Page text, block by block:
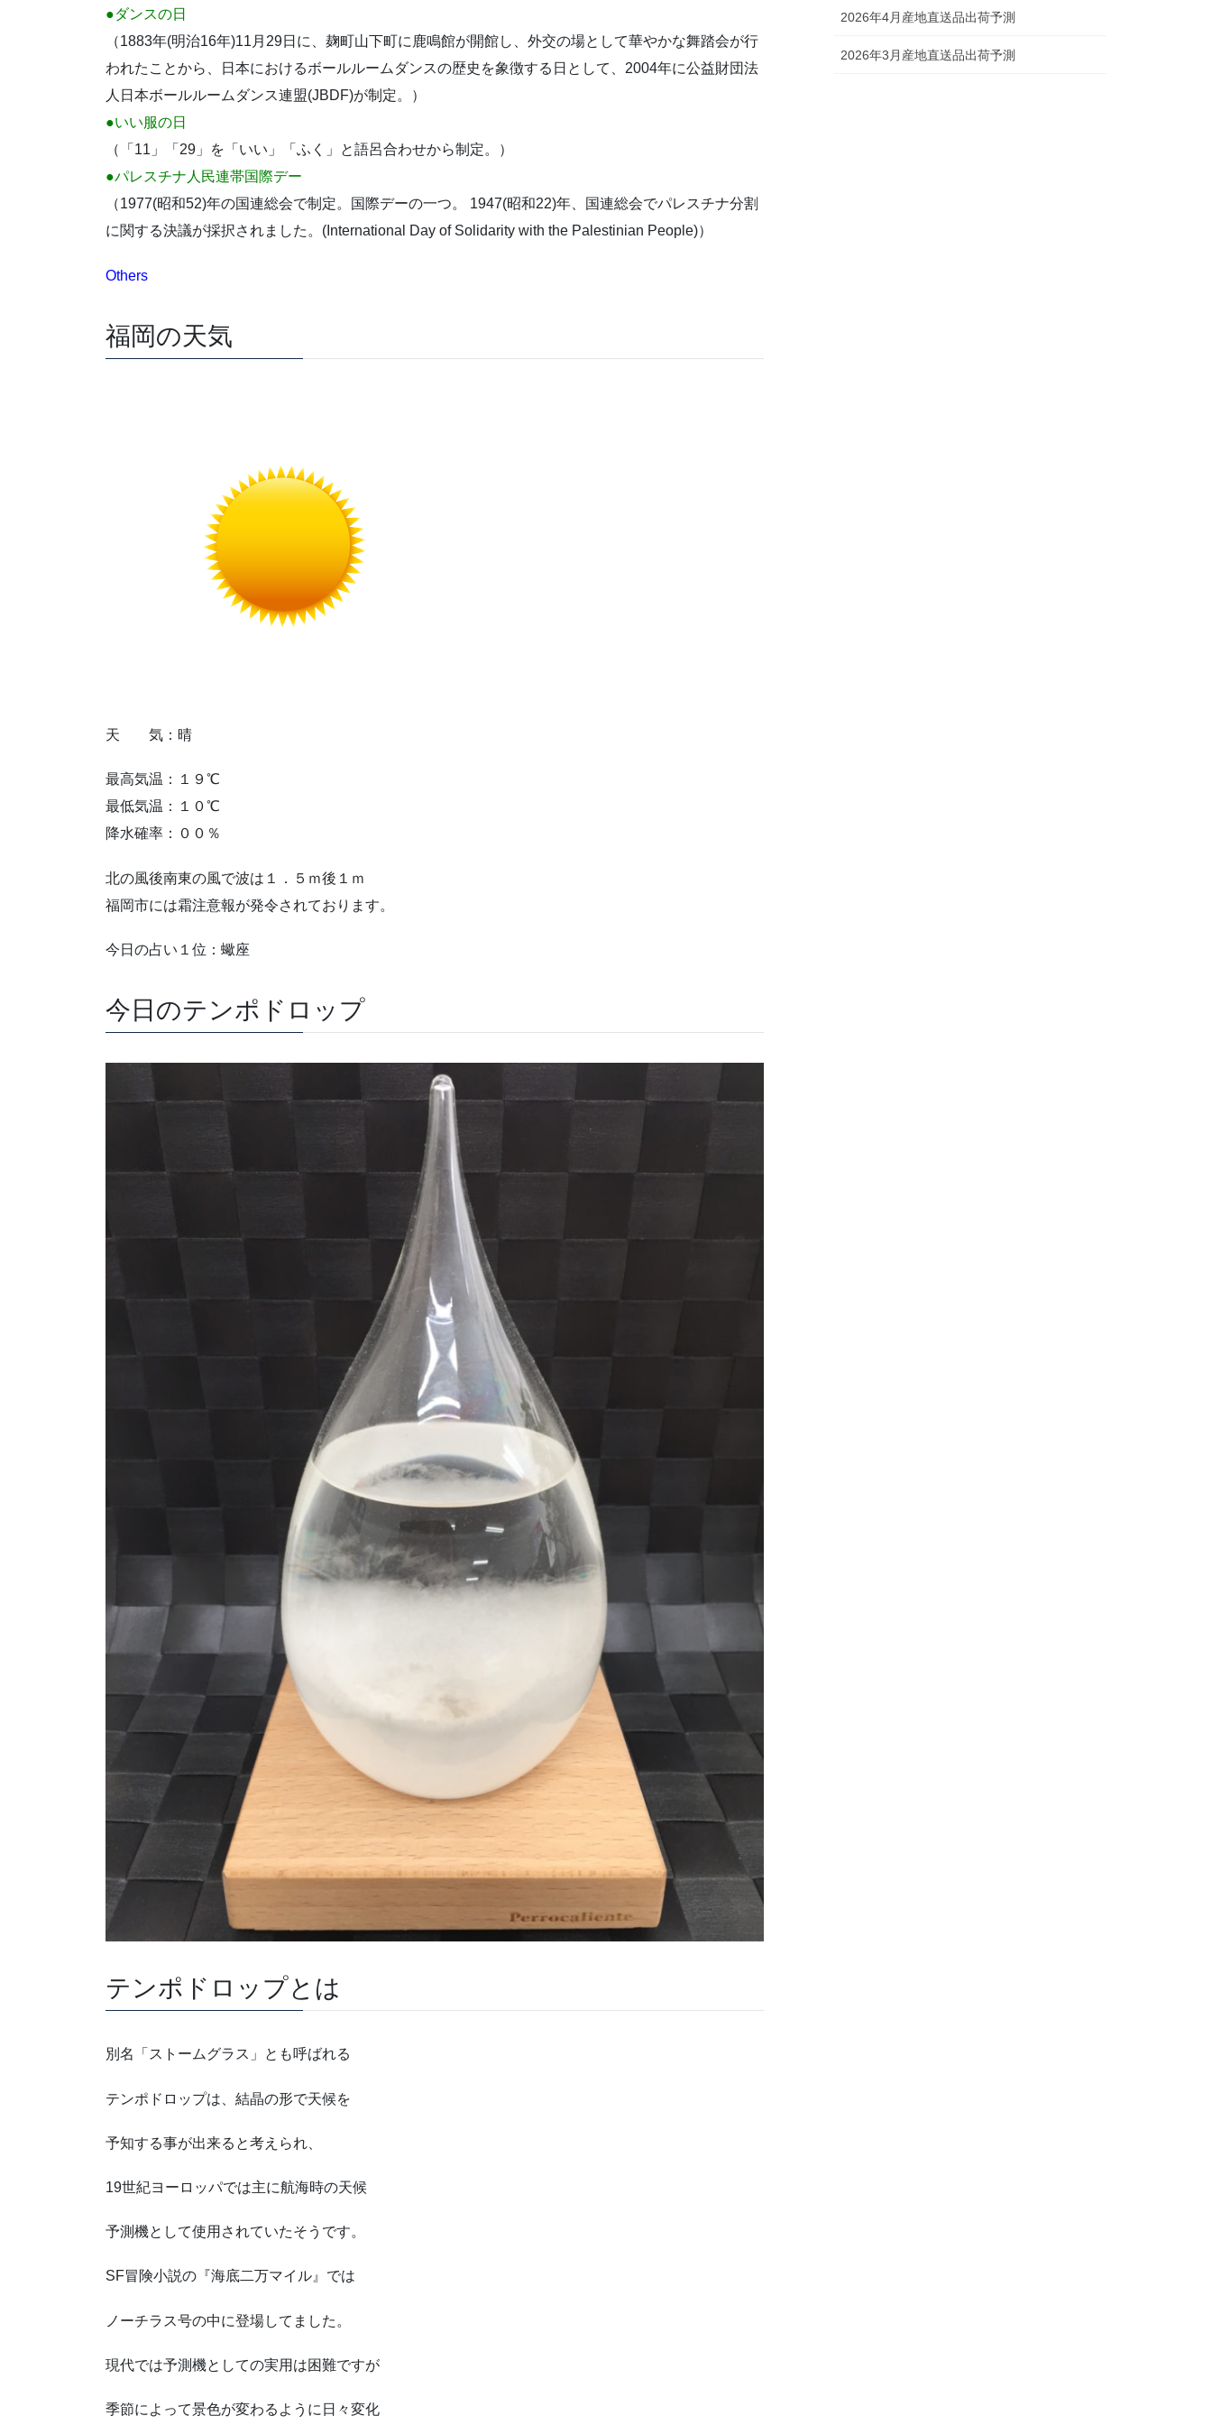
●ダンスの日
（1883年(明治16年)11月29日に、麹町山下町に鹿鳴館が開館し、外交の場として華やかな舞踏会が行
われたことから、日本におけるボールルームダンスの歴史を象徴する日として、2004年に公益財団法
人日本ボールルームダンス連盟(JBDF)が制定。）
●いい服の日
（「11」「29」を「いい」「ふく」と語呂合わせから制定。）
●パレスチナ人民連帯国際デー
（1977(昭和52)年の国連総会で制定。国際デーの一つ。 1947(昭和22)年、国連総会でパレスチナ分割
に関する決議が採択されました。(International Day of Solidarity with the Palestinian People)）
Others
福岡の天気
天 気：晴
最高気温：１９℃
最低気温：１０℃
降水確率：００％
北の風後南東の風で波は１．５ｍ後１ｍ
福岡市には霜注意報が発令されております。
今日の占い１位：蠍座
今日のテンポドロップ
テンポドロップとは
別名「ストームグラス」とも呼ばれる
テンポドロップは、結晶の形で天候を
予知する事が出来ると考えられ、
19世紀ヨーロッパでは主に航海時の天候
予測機として使用されていたそうです。
SF冒険小説の『海底二万マイル』では
ノーチラス号の中に登場してました。
現代では予測機としての実用は困難ですが
季節によって景色が変わるように日々変化
2026年4月産地直送品出荷予測
2026年3月産地直送品出荷予測